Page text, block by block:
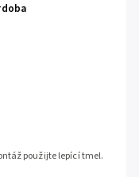
použijte lepící tmel.